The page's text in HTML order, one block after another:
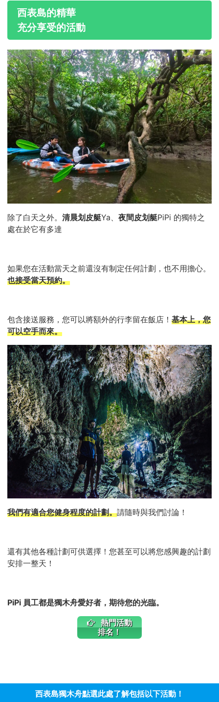
西表島的精華
充分享受的活動
除了白天之外。 清晨划皮艇Ya、 夜間皮划艇PiPi 的獨特之
處在於它有多達
如果您在活動當天之前還沒有制定任何計劃，也不用擔心。
也接受當天預約。
包含接送服務，您可以將額外的行李留在飯店！ 基本上，您
可以空手而來。
我們有適合您健身程度的計劃。請隨時與我們討論！
還有其他各種計劃可供選擇！您甚至可以將您感興趣的計劃
安排一整天！
PiPi 員工都是獨木舟愛好者，期待您的光臨。
熱門活動
排名！
西表島獨木舟點選此處了解包括以下活動！